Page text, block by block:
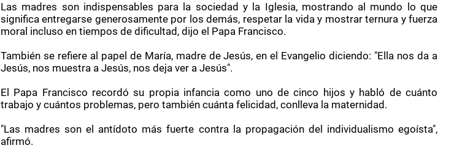
Las madres son indispensables para la sociedad y la Iglesia, mostrando al mundo lo que
significa entregarse generosamente por los demás, respetar la vida y mostrar ternura y fuerza
moral incluso en tiempos de dificultad, dijo el Papa Francisco.
También se refiere al papel de María, madre de Jesús, en el Evangelio diciendo: "Ella nos da a
Jesús, nos muestra a Jesús, nos deja ver a Jesús".
El Papa Francisco recordó su propia infancia como uno de cinco hijos y habló de cuánto
trabajo y cuántos problemas, pero también cuánta felicidad, conlleva la maternidad.
"Las madres son el antídoto más fuerte contra la propagación del individualismo egoísta",
afirmó.